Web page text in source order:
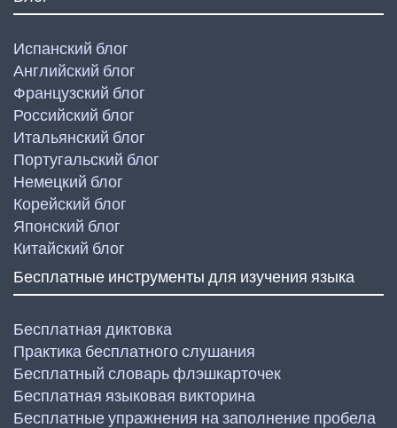
Испанский блог
Английский блог
Французский блог
Российский блог
Итальянский блог
Португальский блог
Немецкий блог
Корейский блог
Японский блог
Китайский блог
Бесплатные инструменты для изучения языка
Бесплатная диктовка
Практика бесплатного слушания
Бесплатный словарь флэшкарточек
Бесплатная языковая викторина
Бесплатные упражнения на заполнение пробела